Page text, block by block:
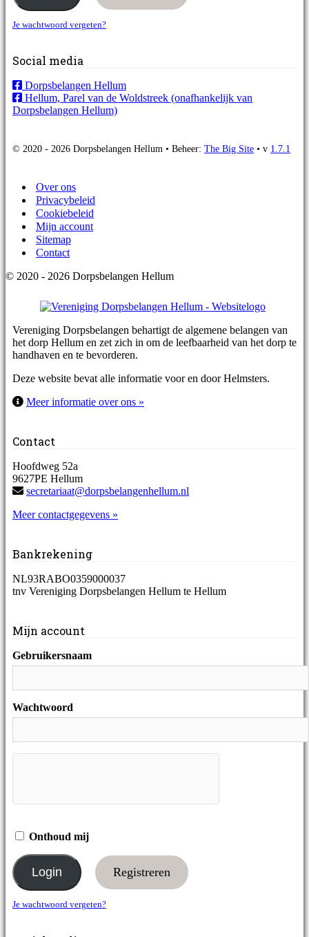
Je wachtwoord vergeten?
Social media
Dorpsbelangen Hellum
Hellum, Parel van de Woldstreek (onafhankelijk van
Dorpsbelangen Hellum)
© 2020 - 2026 Dorpsbelangen Hellum • Beheer: The Big Site • v 1.7.1
Over ons
Privacybeleid
Cookiebeleid
Mijn account
Sitemap
Contact
© 2020 - 2026 Dorpsbelangen Hellum
Vereniging Dorpsbelangen behartigt de algemene belangen van
het dorp Hellum en zet zich in om de leefbaarheid van het dorp te
handhaven en te bevorderen.
Deze website bevat alle informatie voor en door Helmsters.
Meer informatie over ons »
Contact
Hoofdweg 52a
9627PE Hellum
secretariaat@dorpsbelangenhellum.nl
Meer contactgegevens »
Bankrekening
NL93RABO0359000037
tnv Vereniging Dorpsbelangen Hellum te Hellum
Mijn account
Gebruikersnaam
Wachtwoord
Onthoud mij
Registreren
Je wachtwoord vergeten?